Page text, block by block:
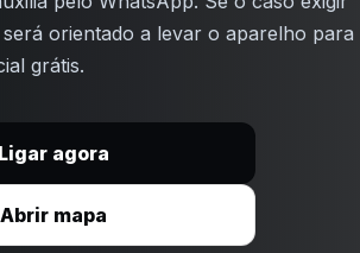
orientado a levar o aparelho para
grátis.
agora
Abrir mapa